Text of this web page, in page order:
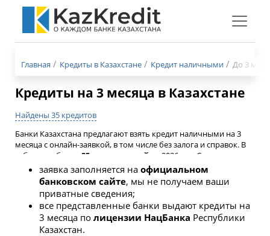
Меню
Главная Кредиты в Казахстане Кредит наличными До 3
Кредиты на 3 месяца в Казахстане
Найдены 35 кредитов
Банки Казахстана предлагают взять кредит наличными на 3
месяца с онлайн-заявкой, в том числе без залога и справок. В
таблице собрано 35 предложений на 2026 год. Сравните их,
чтобы найти самые выгодные условия. Затем можно перейти
на сайт банка и оформить анкету. Решение по кредиту на 3
месяца может быть принято онлайн, займет от 5 минут до 1
рабочего дня.
заявка заполняется на официальном
банковском сайте, мы не получаем ваши
приватные сведения;
все представленные банки выдают кредиты на
3 месяца по лицензии НацБанка Республики
Казахстан.